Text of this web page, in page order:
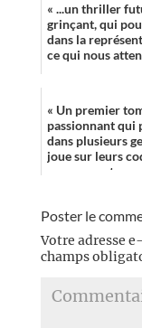
« ...un thriller
grinçant, qui
dans la
ce qui nous
« Un premier
passionnant qui
dans plusieurs
joue sur leurs
nous raconter une
Poster le
Votre adresse
champs